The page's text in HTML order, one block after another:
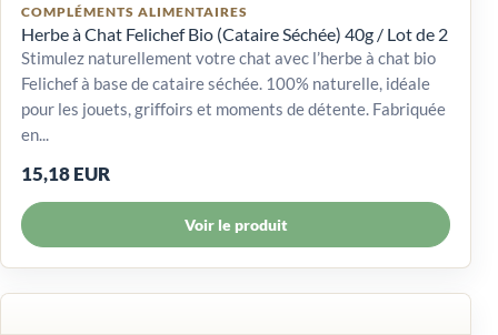
COMPLÉMENTS ALIMENTAIRES
Herbe à Chat Felichef Bio (Cataire Séchée) 40g / Lot de 2
Stimulez naturellement votre chat avec l’herbe à chat bio
Felichef à base de cataire séchée. 100% naturelle, idéale
pour les jouets, griffoirs et moments de détente. Fabriquée
en...
15,18 EUR
Voir le produit